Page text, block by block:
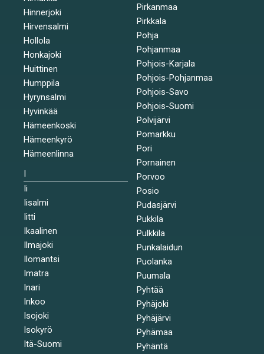
Hinnerjoki
Hirvensalmi
Hollola
Honkajoki
Huittinen
Humppila
Hyrynsalmi
Hyvinkää
Hämeenkoski
Hämeenkyrö
Hämeenlinna
I
Ii
Iisalmi
Iitti
Ikaalinen
Ilmajoki
Ilomantsi
Imatra
Inari
Inkoo
Isojoki
Isokyrö
Itä-Suomi
Pirkanmaa
Pirkkala
Pohja
Pohjanmaa
Pohjois-Karjala
Pohjois-Pohjanmaa
Pohjois-Savo
Pohjois-Suomi
Polvijärvi
Pomarkku
Pori
Pornainen
Porvoo
Posio
Pudasjärvi
Pukkila
Pulkkila
Punkalaidun
Puolanka
Puumala
Pyhtää
Pyhäjoki
Pyhäjärvi
Pyhämaa
Pyhäntä